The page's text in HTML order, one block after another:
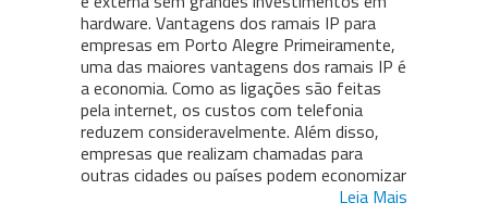
hardware. Vantagens dos ramais IP para
empresas em Porto Alegre Primeiramente,
uma das maiores vantagens dos ramais IP é
a economia. Como as ligações são feitas
pela internet, os custos com telefonia
reduzem consideravelmente. Além disso,
empresas que realizam chamadas para
outras cidades ou países podem economizar
Leia Mais